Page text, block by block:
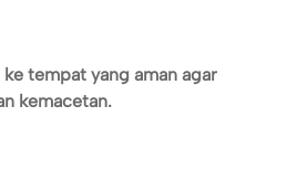
tempat yang aman agar
kemacetan.